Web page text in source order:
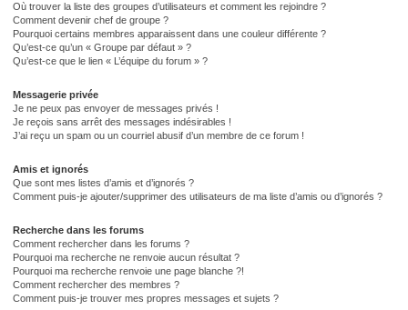
Où trouver la liste des groupes d’utilisateurs et comment les rejoindre ?
Comment devenir chef de groupe ?
Pourquoi certains membres apparaissent dans une couleur différente ?
Qu’est-ce qu’un « Groupe par défaut » ?
Qu’est-ce que le lien « L’équipe du forum » ?
Messagerie privée
Je ne peux pas envoyer de messages privés !
Je reçois sans arrêt des messages indésirables !
J’ai reçu un spam ou un courriel abusif d’un membre de ce forum !
Amis et ignorés
Que sont mes listes d’amis et d’ignorés ?
Comment puis-je ajouter/supprimer des utilisateurs de ma liste d’amis ou d’ignorés ?
Recherche dans les forums
Comment rechercher dans les forums ?
Pourquoi ma recherche ne renvoie aucun résultat ?
Pourquoi ma recherche renvoie une page blanche ?!
Comment rechercher des membres ?
Comment puis-je trouver mes propres messages et sujets ?